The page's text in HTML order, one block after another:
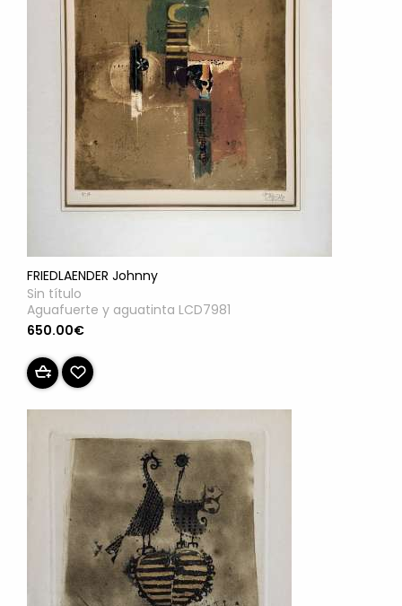
FRIEDLAENDER Johnny
Sin título
Aguafuerte y aguatinta LCD7981
650.00€